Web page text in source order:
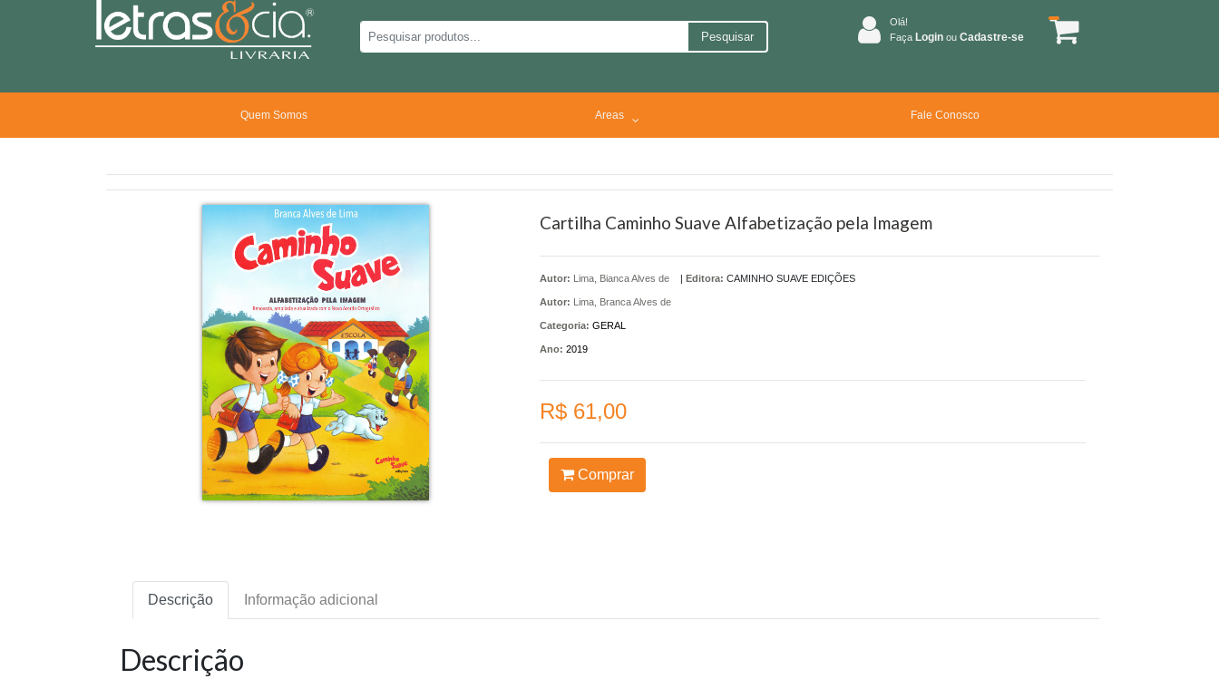
Pesquisar
Olá!
Faça Login ou Cadastre-se
Quem Somos Areas Fale Conosco
Cartilha Caminho Suave Alfabetização pela Imagem
Autor: Lima, Bianca Alves de
Autor: Lima, Branca Alves de
| Editora: CAMINHO SUAVE EDIÇÕES
Categoria: GERAL
Ano: 2019
R$ 61,00
Comprar
Descrição Informação adicional
Descrição